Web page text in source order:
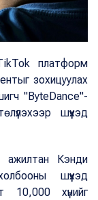
платформ
зохицуулах
"ByteDance"-
шүүхэд
ажилтан Кэнди
шүүхэд
10,000 хүнийг